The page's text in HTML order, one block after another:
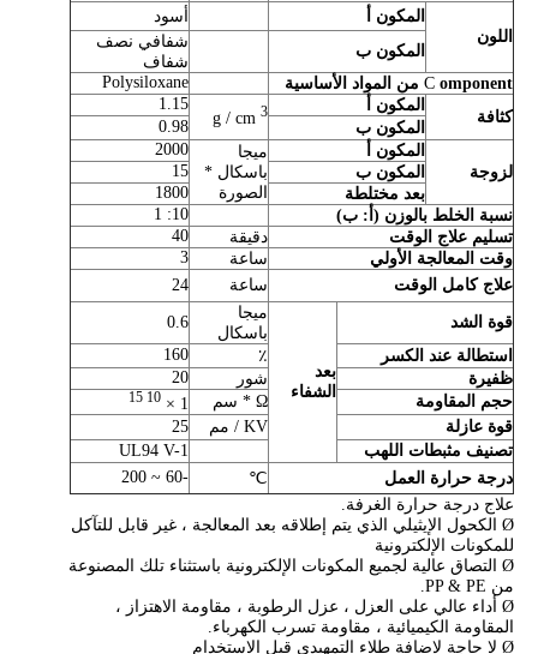
اللون
المكون أ
أسود
المكون ب
شفافي نصف
شفاف
C omponent من المواد الأساسية
Polysiloxane
كثافة
المكون أ
g / cm 3
1.15
المكون ب
0.98
لزوجة
المكون أ
ميجا
باسكال *
الصورة
2000
المكون ب
15
بعد مختلطة
1800
نسبة الخلط بالوزن (أ: ب)
10: 1
تسليم علاج الوقت
دقيقة
40
وقت المعالجة الأولي
ساعة
3
علاج كامل الوقت
ساعة 24
قوة الشد
بعد
الشفاء
ميجا
باسكال
0.6
استطالة عند الكسر
٪
160
ظفيرة
شور
20
حجم المقاومة
Ω * سم 1 ×
10 15
قوة عازلة KV / مم
25
تصنيف مثبطات اللهب
UL94 V-1
درجة حرارة العمل
℃
-60 ~ 200
علاج درجة حرارة الغرفة.
Ø الكحول الإيثيلي الذي يتم إطلاقه بعد المعالجة ، غير قابل للتآكل
للمكونات الإلكترونية
Ø التصاق عالية لجميع المكونات الإلكترونية باستثناء تلك المصنوعة
من PP & PE.
Ø أداء عالي على العزل ، عزل الرطوبة ، مقاومة الاهتزاز ،
المقاومة الكيميائية ، مقاومة تسرب الكهرباء.
Ø لا حاجة لإضافة طلاء التمهيدي قبل الاستخدام